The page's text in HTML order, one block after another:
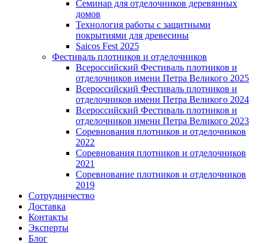
Семинар для отделочников деревянных
домов
Технология работы с защитными
покрытиями для древесины
Saicos Fest 2025
Фестиваль плотников и отделочников
Всероссийский Фестиваль плотников и
отделочников имени Петра Великого 2025
Всероссийский Фестиваль плотников и
отделочников имени Петра Великого 2024
Всероссийский Фестиваль плотников и
отделочников имени Петра Великого 2023
Соревнования плотников и отделочников
2022
Соревнования плотников и отделочников
2021
Соревнование плотников и отделочников
2019
Сотрудничество
Доставка
Контакты
Эксперты
Блог